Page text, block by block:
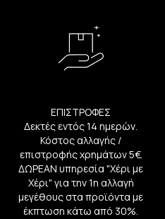
ΕΠΙΣΤΡΟΦΕΣ
Δεκτές εντός 14 ημερών.
Κόστος αλλαγής /
επιστροφής χρημάτων 5€.
ΔΩΡΕΑΝ υπηρεσία "Χέρι με
Χέρι" για την 1η αλλαγή
μεγέθους στα προϊόντα με
έκπτωση κάτω από 30%.